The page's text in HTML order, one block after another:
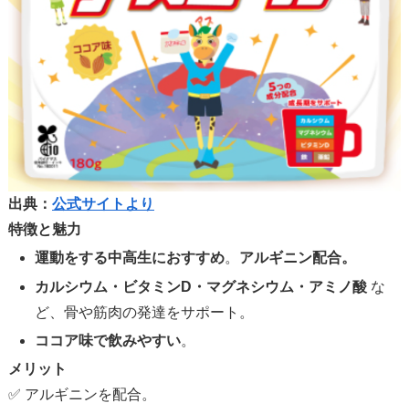
出典： 公式サイトより
特徴と魅力
運動をする中高生におすすめ。 アルギニン配合。
カルシウム・ビタミンD・マグネシウム・アミノ酸 な
ど、骨や筋肉の発達をサポート。
ココア味で飲みやすい。
メリット
✅ アルギニンを配合。